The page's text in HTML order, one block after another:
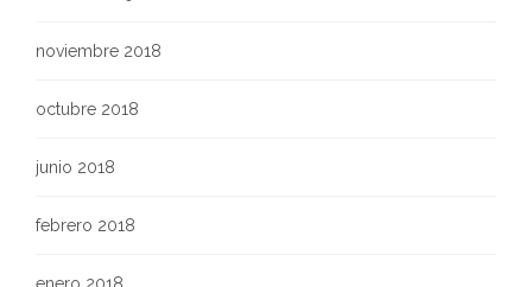
noviembre 2018
octubre 2018
junio 2018
febrero 2018